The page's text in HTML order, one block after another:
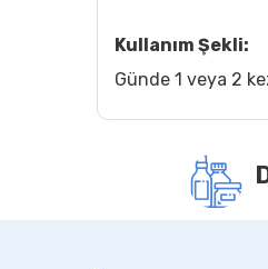
Kullanım Şekli:
Günde 1 veya 2